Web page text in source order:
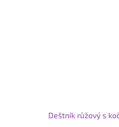
Deštník růžový s